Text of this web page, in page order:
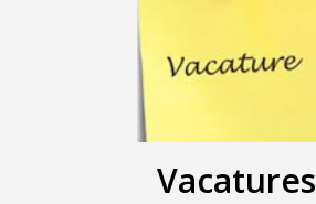
Vacatures